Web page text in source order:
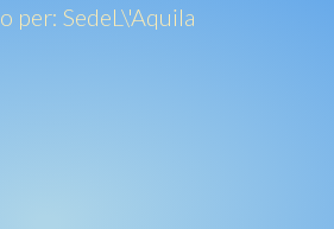
per: SedeL\'Aquila